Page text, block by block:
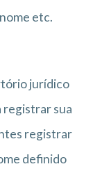
etc.
jurídico
registrar sua
registrar
definido